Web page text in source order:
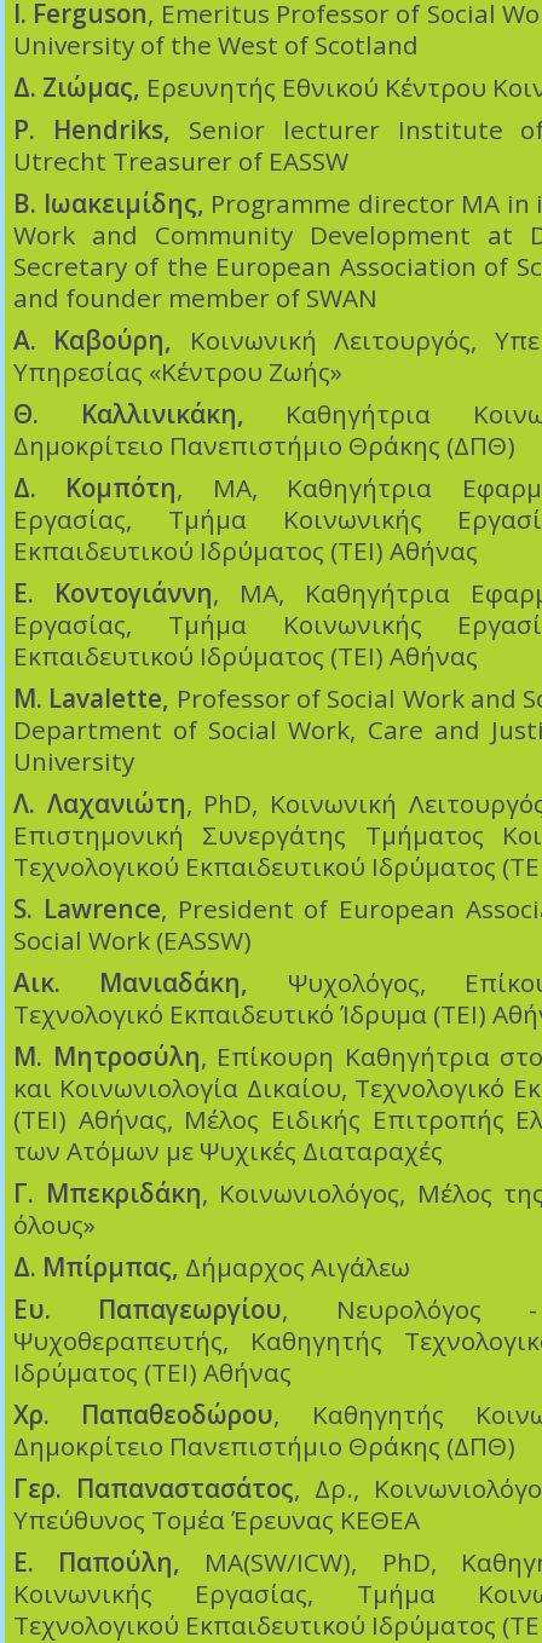
I. Ferguson, Emeritus Professor of Social
University of the West of Scotland
Δ. Ζιώμας, Ερευνητής Εθνικού Κέντρου
P. Hendriks, Senior lecturer Institute
Utrecht Treasurer of EASSW
Β. Ιωακειμίδης, Programme director MA
Work and Community Development at
Secretary of the European Association of
and founder member of SWAN
A. Καβούρη, Κοινωνική Λειτουργός,
Υπηρεσίας «Κέντρου Ζωής»
Θ. Καλλινικάκη, Καθηγήτρια
Δημοκρίτειο Πανεπιστήμιο Θράκης (ΔΠΘ)
Δ. Κομπότη, MA, Καθηγήτρια
Εργασίας, Τμήμα Κοινωνικής
Εκπαιδευτικού Ιδρύματος (ΤΕΙ) Αθήνας
Ε. Κοντογιάννη, MA, Καθηγήτρια
Εργασίας, Τμήμα Κοινωνικής
Εκπαιδευτικού Ιδρύματος (ΤΕΙ) Αθήνας
Μ. Lavalette, Professor of Social Work and
Department of Social Work, Care and
University
Λ. Λαχανιώτη, PhD, Κοινωνική
Επιστημονική Συνεργάτης Τμήματος
Τεχνολογικού Εκπαιδευτικού Ιδρύματος
S. Lawrence, President of European
Social Work (EASSW)
Αικ. Μανιαδάκη, Ψυχολόγος,
Τεχνολογικό Εκπαιδευτικό Ίδρυμα (ΤΕΙ)
Μ. Μητροσύλη, Επίκουρη Καθηγήτρια
και Κοινωνιολογία Δικαίου, Τεχνολογικό
(ΤΕΙ) Αθήνας, Μέλος Ειδικής Επιτροπής
των Ατόμων με Ψυχικές Διαταραχές
Γ. Μπεκριδάκη, Κοινωνιολόγος, Μέλος
όλους»
Δ. Μπίρμπας, Δήμαρχος Αιγάλεω
Ευ. Παπαγεωργίου, Νευρολόγος
Ψυχοθεραπευτής, Καθηγητής
Ιδρύματος (ΤΕΙ) Αθήνας
Χρ. Παπαθεοδώρου, Καθηγητής
Δημοκρίτειο Πανεπιστήμιο Θράκης (ΔΠΘ)
Γερ. Παπαναστασάτος, Δρ.,
Υπεύθυνος Τομέα Έρευνας ΚΕΘΕΑ
Ε. Παπούλη, MA(SW/ICW), PhD,
Κοινωνικής Εργασίας, Τμήμα
Τεχνολογικού Εκπαιδευτικού Ιδρύματος